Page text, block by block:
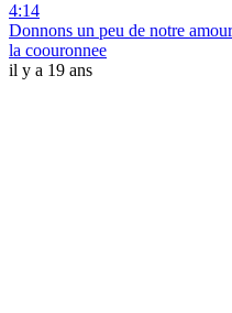
4:14
Donnons un peu de notre amour
la coouronnee
il y a 19 ans